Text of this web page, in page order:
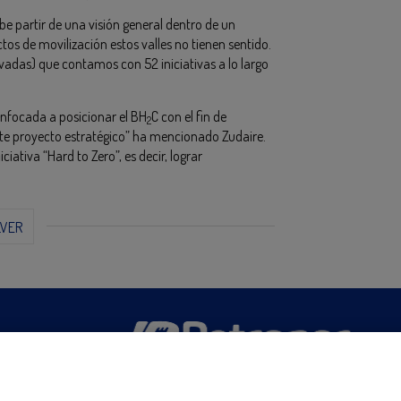
partir de una visión general dentro de un
de movilización estos valles no tienen sentido.
que contamos con 52 iniciativas a lo largo
a posicionar el BH2C con el fin de
proyecto estratégico” ha mencionado Zudaire.
“Hard to Zero”, es decir, lograr